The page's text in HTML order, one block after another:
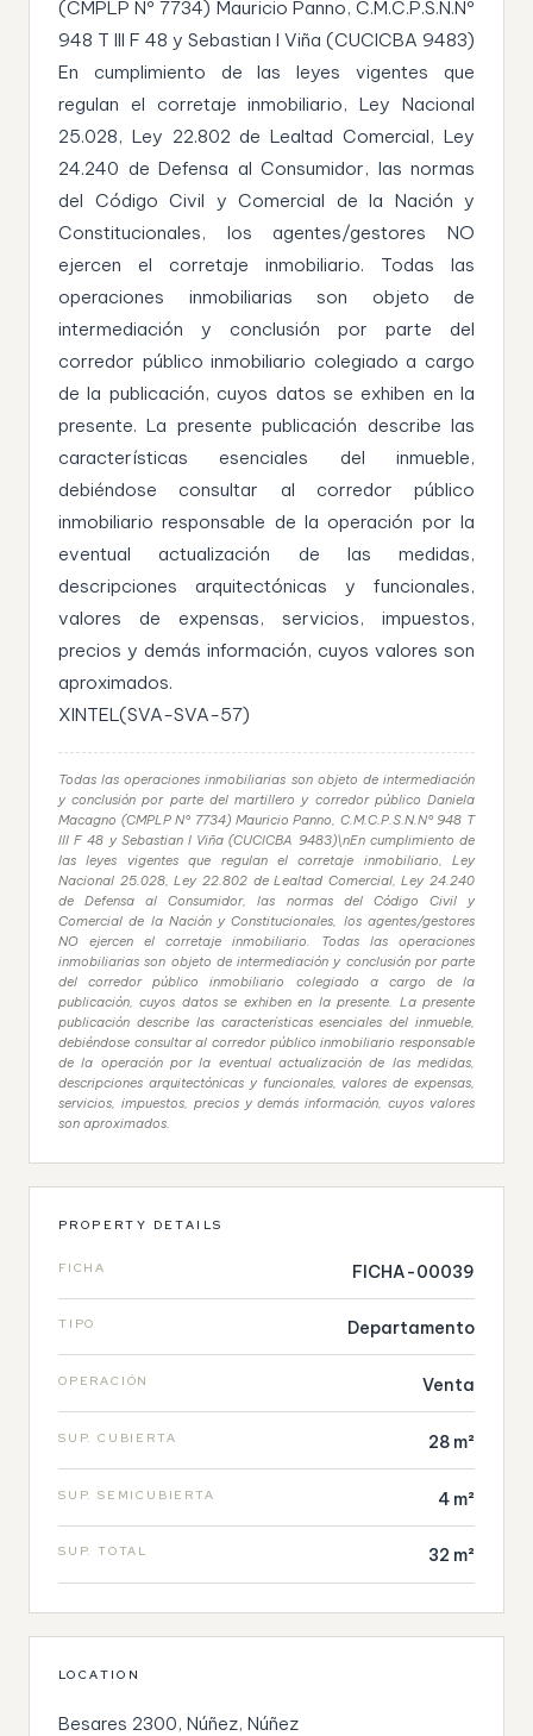
(CMPLP Nº 7734) Mauricio Panno, C.M.C.P.S.N.Nº
948 T III F 48 y Sebastian I Viña (CUCICBA 9483)
En cumplimiento de las leyes vigentes que
regulan el corretaje inmobiliario, Ley Nacional
25.028, Ley 22.802 de Lealtad Comercial, Ley
24.240 de Defensa al Consumidor, las normas
del Código Civil y Comercial de la Nación y
Constitucionales, los agentes/gestores NO
ejercen el corretaje inmobiliario. Todas las
operaciones inmobiliarias son objeto de
intermediación y conclusión por parte del
corredor público inmobiliario colegiado a cargo
de la publicación, cuyos datos se exhiben en la
presente. La presente publicación describe las
características esenciales del inmueble,
debiéndose consultar al corredor público
inmobiliario responsable de la operación por la
eventual actualización de las medidas,
descripciones arquitectónicas y funcionales,
valores de expensas, servicios, impuestos,
precios y demás información, cuyos valores son
aproximados.
XINTEL(SVA-SVA-57)
Todas las operaciones inmobiliarias son objeto de intermediación
y conclusión por parte del martillero y corredor público Daniela
Macagno (CMPLP N° 7734) Mauricio Panno, C.M.C.P.S.N.N° 948 T
III F 48 y Sebastian I Viña (CUCICBA 9483)\nEn cumplimiento de
las leyes vigentes que regulan el corretaje inmobiliario, Ley
Nacional 25.028, Ley 22.802 de Lealtad Comercial, Ley 24.240
de Defensa al Consumidor, las normas del Código Civil y
Comercial de la Nación y Constitucionales, los agentes/gestores
NO ejercen el corretaje inmobiliario. Todas las operaciones
inmobiliarias son objeto de intermediación y conclusión por parte
del corredor público inmobiliario colegiado a cargo de la
publicación, cuyos datos se exhiben en la presente. La presente
publicación describe las características esenciales del inmueble,
debiéndose consultar al corredor público inmobiliario responsable
de la operación por la eventual actualización de las medidas,
descripciones arquitectónicas y funcionales, valores de expensas,
servicios, impuestos, precios y demás información, cuyos valores
son aproximados.
PROPERTY DETAILS
FICHA FICHA-00039
TIPO Departamento
OPERACIÓN Venta
SUP. CUBIERTA 28 m²
SUP. SEMICUBIERTA 4 m²
SUP. TOTAL 32 m²
LOCATION
Besares 2300, Núñez, Núñez